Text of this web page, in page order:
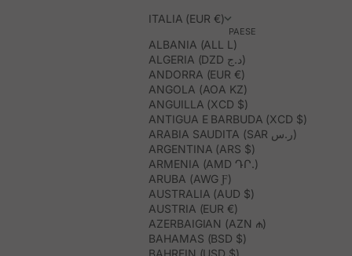
ITALIA (EUR €)
PAESE
ALBANIA (ALL L)
ALGERIA (DZD د.ج)
ANDORRA (EUR €)
ANGOLA (AOA KZ)
ANGUILLA (XCD $)
ANTIGUA E BARBUDA (XCD $)
ARABIA SAUDITA (SAR ر.س)
ARGENTINA (ARS $)
ARMENIA (AMD ԴՐ.)
ARUBA (AWG Ƒ)
AUSTRALIA (AUD $)
AUSTRIA (EUR €)
AZERBAIGIAN (AZN ₼)
BAHAMAS (BSD $)
BAHREIN (USD $)